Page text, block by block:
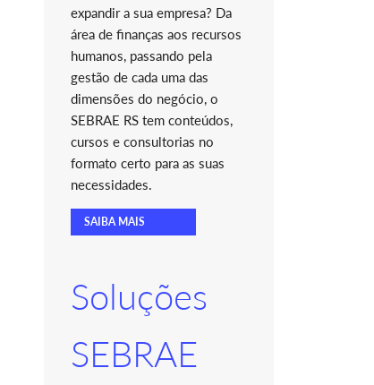
expandir a sua empresa? Da
área de finanças aos recursos
humanos, passando pela
gestão de cada uma das
dimensões do negócio, o
SEBRAE RS tem conteúdos,
cursos e consultorias no
formato certo para as suas
necessidades.
SAIBA MAIS
Soluções
SEBRAE